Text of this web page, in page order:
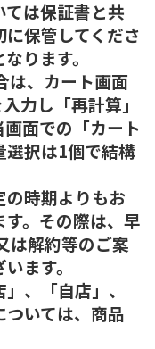
は保証書と共
保管してくださ
ります。
は、カート画面
力し「再計算」
面での「カート
選択は1個で結構
時期よりもお
。その際は、早
は解約等のご案
ます。
、「自店」、
ついては、商品